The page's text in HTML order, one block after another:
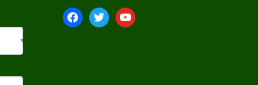
facebooktwitteryoutube